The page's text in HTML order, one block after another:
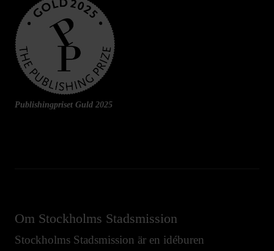
Publishingpriset Guld 2025
Om Stockholms Stadsmission
Stockholms Stadsmission är en idéburen